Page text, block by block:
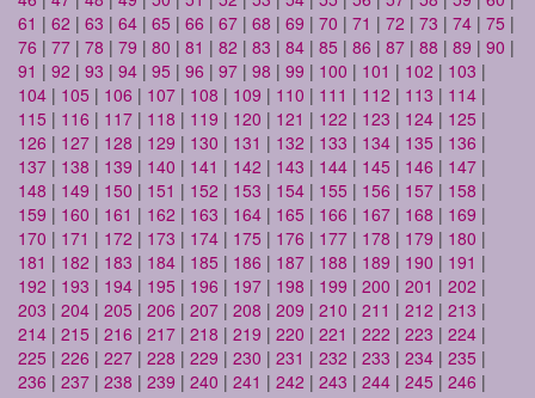
61 | 62 | 63 | 64 | 65 | 66 | 67 | 68 | 69 | 70 | 71 | 72 | 73 | 74 | 75 |
76 | 77 | 78 | 79 | 80 | 81 | 82 | 83 | 84 | 85 | 86 | 87 | 88 | 89 | 90 |
91 | 92 | 93 | 94 | 95 | 96 | 97 | 98 | 99 | 100 | 101 | 102 | 103 |
104 | 105 | 106 | 107 | 108 | 109 | 110 | 111 | 112 | 113 | 114 |
115 | 116 | 117 | 118 | 119 | 120 | 121 | 122 | 123 | 124 | 125 |
126 | 127 | 128 | 129 | 130 | 131 | 132 | 133 | 134 | 135 | 136 |
137 | 138 | 139 | 140 | 141 | 142 | 143 | 144 | 145 | 146 | 147 |
148 | 149 | 150 | 151 | 152 | 153 | 154 | 155 | 156 | 157 | 158 |
159 | 160 | 161 | 162 | 163 | 164 | 165 | 166 | 167 | 168 | 169 |
170 | 171 | 172 | 173 | 174 | 175 | 176 | 177 | 178 | 179 | 180 |
181 | 182 | 183 | 184 | 185 | 186 | 187 | 188 | 189 | 190 | 191 |
192 | 193 | 194 | 195 | 196 | 197 | 198 | 199 | 200 | 201 | 202 |
203 | 204 | 205 | 206 | 207 | 208 | 209 | 210 | 211 | 212 | 213 |
214 | 215 | 216 | 217 | 218 | 219 | 220 | 221 | 222 | 223 | 224 |
225 | 226 | 227 | 228 | 229 | 230 | 231 | 232 | 233 | 234 | 235 |
236 | 237 | 238 | 239 | 240 | 241 | 242 | 243 | 244 | 245 | 246 |